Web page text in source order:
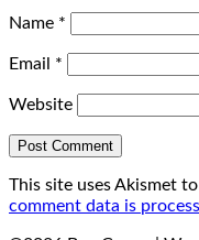
Name *
Email *
Website
This site uses Akismet
comment data is